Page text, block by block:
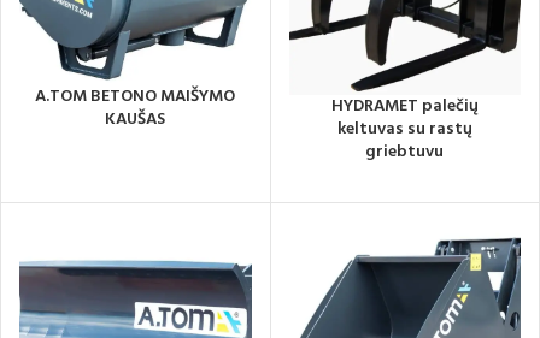
A.TOM BETONO MAIŠYMO
KAUŠAS
HYDRAMET palečių
keltuvas su rastų
griebtuvu